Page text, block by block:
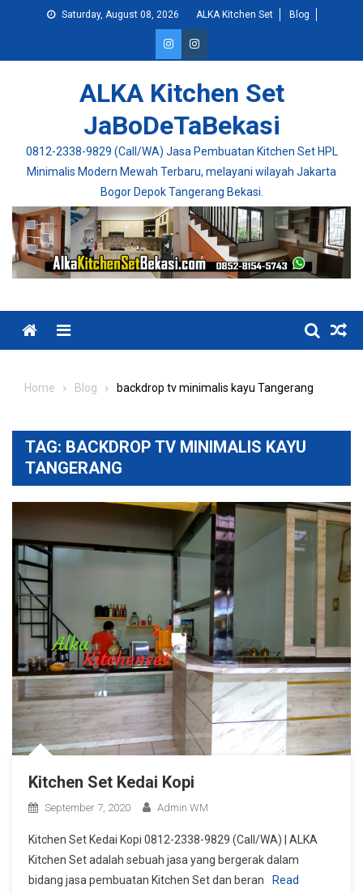
Saturday, August 08, 2026 ALKA Kitchen Set Blog
ALKA Kitchen Set
JaBoDeTaBekasi
0812-2338-9829 (Call/WA) Jasa Pembuatan Kitchen Set HPL
Minimalis Modern Mewah Terbaru, melayani wilayah Jakarta
Bogor Depok Tangerang Bekasi.
Menu
Home Blog backdrop tv minimalis kayu Tangerang
TAG: BACKDROP TV MINIMALIS KAYU
TANGERANG
Kitchen Set Kedai Kopi
September 7, 2020 Admin WM
Kitchen Set Kedai Kopi 0812-2338-9829 (Call/WA) | ALKA
Kitchen Set adalah sebuah jasa yang bergerak dalam
bidang jasa pembuatan Kitchen Set dan beran
Read